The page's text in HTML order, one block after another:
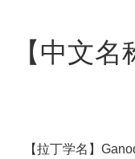
【中文
【拉丁学名】